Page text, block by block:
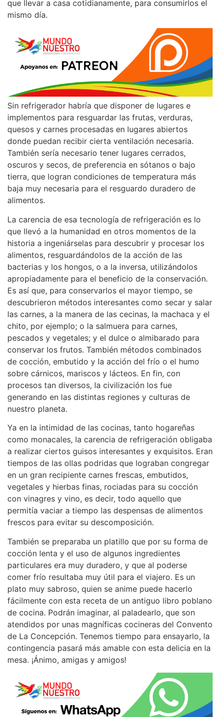
que llevar a casa cotidianamente, para consumirlos el
mismo día.
Sin refrigerador habría que disponer de lugares e
implementos para resguardar las frutas, verduras,
quesos y carnes procesadas en lugares abiertos
donde puedan recibir cierta ventilación necesaria.
También sería necesario tener lugares cerrados,
oscuros y secos, de preferencia en sótanos o bajo
tierra, que logran condiciones de temperatura más
baja muy necesaria para el resguardo duradero de
alimentos.
La carencia de esa tecnología de refrigeración es lo
que llevó a la humanidad en otros momentos de la
historia a ingeniárselas para descubrir y procesar los
alimentos, resguardándolos de la acción de las
bacterias y los hongos, o a la inversa, utilizándolos
apropiadamente para el beneficio de la conservación.
Es así que, para conservarlos el mayor tiempo, se
descubrieron métodos interesantes como secar y salar
las carnes, a la manera de las cecinas, la machaca y el
chito, por ejemplo; o la salmuera para carnes,
pescados y vegetales; y el dulce o almibarado para
conservar los frutos. También métodos combinados
de cocción, embutido y la acción del frío o el humo
sobre cárnicos, mariscos y lácteos. En fin, con
procesos tan diversos, la civilización los fue
generando en las distintas regiones y culturas de
nuestro planeta.
Ya en la intimidad de las cocinas, tanto hogareñas
como monacales, la carencia de refrigeración obligaba
a realizar ciertos guisos interesantes y exquisitos. Eran
tiempos de las ollas podridas que lograban congregar
en un gran recipiente carnes frescas, embutidos,
vegetales y hierbas finas, rociadas para su cocción
con vinagres y vino, es decir, todo aquello que
permitía vaciar a tiempo las despensas de alimentos
frescos para evitar su descomposición.
También se preparaba un platillo que por su forma de
cocción lenta y el uso de algunos ingredientes
particulares era muy duradero, y que al poderse
comer frío resultaba muy útil para el viajero. Es un
plato muy sabroso, quien se anime puede hacerlo
fácilmente con esta receta de un antiguo libro poblano
de cocina. Podrán imaginar, al paladearlo, que son
atendidos por unas magníficas cocineras del Convento
de La Concepción. Tenemos tiempo para ensayarlo, la
contingencia pasará más amable con esta delicia en la
mesa. ¡Ánimo, amigas y amigos!